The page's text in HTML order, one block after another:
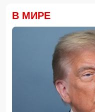
Сформирована
Пожар в
16:16, 07.08.2026
В Испании
группировку
16:00, 07.08.2026
Сообщается об
Моджтабы Хаменеи
15:48, 07.08.2026
В МИРЕ